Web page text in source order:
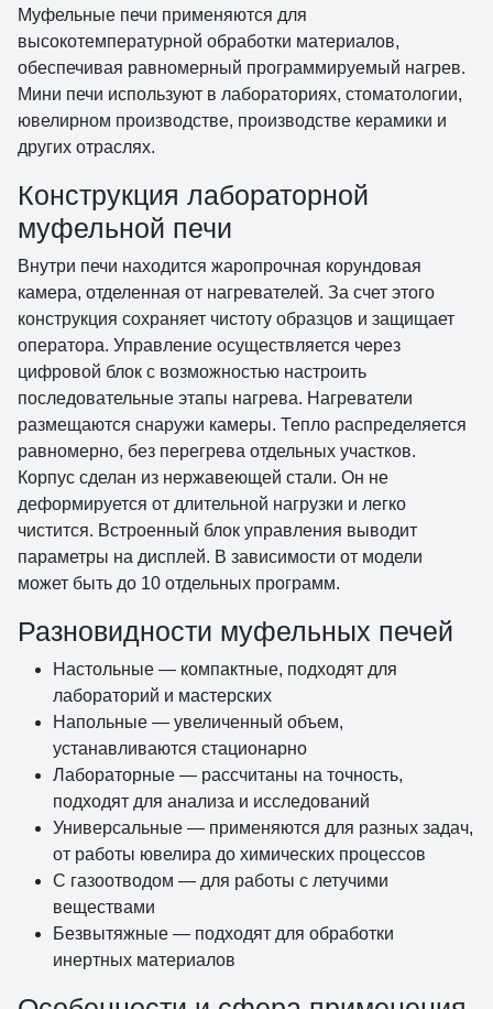
Муфельные печи применяются для
высокотемпературной обработки материалов,
обеспечивая равномерный программируемый нагрев.
Мини печи используют в лабораториях, стоматологии,
ювелирном производстве, производстве керамики и
других отраслях.
Конструкция лабораторной
муфельной печи
Внутри печи находится жаропрочная корундовая
камера, отделенная от нагревателей. За счет этого
конструкция сохраняет чистоту образцов и защищает
оператора. Управление осуществляется через
цифровой блок с возможностью настроить
последовательные этапы нагрева. Нагреватели
размещаются снаружи камеры. Тепло распределяется
равномерно, без перегрева отдельных участков.
Корпус сделан из нержавеющей стали. Он не
деформируется от длительной нагрузки и легко
чистится. Встроенный блок управления выводит
параметры на дисплей. В зависимости от модели
может быть до 10 отдельных программ.
Разновидности муфельных печей
Настольные — компактные, подходят для
лабораторий и мастерских
Напольные — увеличенный объем,
устанавливаются стационарно
Лабораторные — рассчитаны на точность,
подходят для анализа и исследований
Универсальные — применяются для разных задач,
от работы ювелира до химических процессов
С газоотводом — для работы с летучими
веществами
Безвытяжные — подходят для обработки
инертных материалов